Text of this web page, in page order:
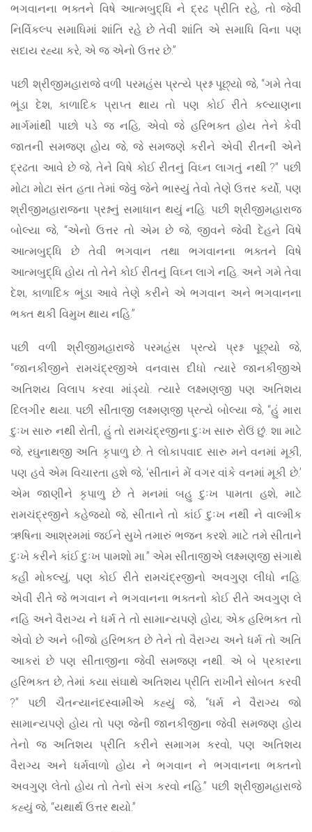
ભગવાનના ભક્તને વિષે આત્મબુદ્ધિ ને દ્રઢ પ્રીતિ રહે, તો જેવી
નિર્વિકલ્પ સમાધિમાં શાંતિ રહે છે તેવી શાંતિ એ સમાધિ વિના પણ
સદાય રહ્યા કરે, એ જ એનો ઉત્તર છે.”
પછી શ્રીજીમહારાજે વળી પરમહંસ પ્રત્યે પ્રશ્ન પૂછ્યો જે, “ગમે તેવા
ભૂંડા દેશ, કાળાદિક પ્રાપ્ત થાય તો પણ કોઈ રીતે કલ્યાણના
માર્ગમાંથી પાછો પડે જ નહિ, એવો જે હરિભક્ત હોય તેને કેવી
જાતની સમજણ હોય જે, જે સમજણે કરીને એવી રીતની એને
દ્રઢતા આવે છે જે, તેને વિષે કોઈ રીતનું વિઘ્ન લાગતું નથી ?” પછી
મોટા મોટા સંત હતા તેમાં જેવું જેને ભાસ્યું તેવો તેણે ઉત્તર કર્યો, પણ
શ્રીજીમહારાજના પ્રશ્નનું સમાધાન થયું નહિ. પછી શ્રીજીમહારાજ
બોલ્યા જે, “એનો ઉત્તર તો એમ છે જે, જીવને જેવી દેહને વિષે
આત્મબુદ્ધિ છે તેવી ભગવાન તથા ભગવાનના ભક્તને વિષે
આત્મબુદ્ધિ હોય તો તેને કોઈ રીતનું વિઘ્ન લાગે નહિ. અને ગમે તેવા
દેશ, કાળાદિક ભૂંડા આવે તેણે કરીને એ ભગવાન અને ભગવાનના
ભક્ત થકી વિમુખ થાય નહિ.”
પછી વળી શ્રીજીમહારાજે પરમહંસ પ્રત્યે પ્રશ્ન પૂછ્યો જે,
“જાનકીજીને રામચંદ્રજીએ વનવાસ દીધો ત્યારે જાનકીજીએ
અતિશય વિલાપ કરવા માંડ્યો. ત્યારે લક્ષ્મણજી પણ અતિશય
દિલગીર થયા. પછી સીતાજી લક્ષ્મણજી પ્રત્યે બોલ્યા જે, “હું મારા
દુઃખ સારુ નથી રોતી, હું તો રામચંદ્રજીના દુઃખ સારુ રોઉં છું. શા માટે
જે, રઘુનાથજી અતિ કૃપાળુ છે. તે લોકાપવાદ સારુ મને વનમાં મૂકી,
પણ હવે એમ વિચારતા હશે જે, ‘સીતાને મેં વગર વાંકે વનમાં મૂકી છે.’
એમ જાણીને કૃપાળુ છે તે મનમાં બહુ દુઃખ પામતા હશે, માટે
રામચંદ્રજીને કહેજ્યો જે, સીતાને તો કાંઈ દુઃખ નથી ને વાલ્મીક
ઋષિના આશ્રમમાં જઈને સુખે તમારું ભજન કરશે. માટે તમે સીતાને
દુઃખે કરીને કાંઈ દુઃખ પામશો મા.” એમ સીતાજીએ લક્ષ્મણજી સંગાથે
કહી મોકલ્યું, પણ કોઈ રીતે રામચંદ્રજીનો અવગુણ લીધો નહિ.
એવી રીતે જે ભગવાન ને ભગવાનના ભક્તનો કોઈ રીતે અવગુણ લે
નહિ અને વૈરાગ્ય ને ધર્મ તે તો સામાન્યપણે હોય; એક હરિભક્ત તો
એવો છે અને બીજો હરિભક્ત છે તેને તો વૈરાગ્ય અને ધર્મ તો અતિ
આકરાં છે પણ સીતાજીના જેવી સમજણ નથી. એ બે પ્રકારના
હરિભક્ત છે, તેમાં કયા સંઘાથે અતિશય પ્રીતિ રાખીને સોબત કરવી
?” પછી ચૈતન્યાનંદસ્વામીએ કહ્યું જે, “ધર્મ ને વૈરાગ્ય જો
સામાન્યપણે હોય તો પણ જેની જાનકીજીના જેવી સમજણ હોય
તેનો જ અતિશય પ્રીતિ કરીને સમાગમ કરવો, પણ અતિશય
વૈરાગ્ય અને ધર્મવાળો હોય ને ભગવાન ને ભગવાનના ભક્તનો
અવગુણ લેતો હોય તો તેનો સંગ કરવો નહિ.” પછી શ્રીજીમહારાજે
કહ્યું જે, “યથાર્થ ઉત્તર થયો.”